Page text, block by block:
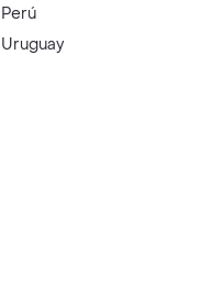
Perú
Uruguay